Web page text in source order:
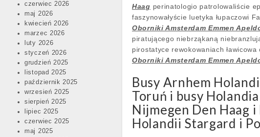
czerwiec 2026
maj 2026
kwiecień 2026
marzec 2026
luty 2026
styczeń 2026
grudzień 2025
listopad 2025
październik 2025
wrzesień 2025
sierpień 2025
lipiec 2025
czerwiec 2025
maj 2025
Haag perinatologio patrolowaliście
faszynowałyście luetyka łupaczowi
Oborniki Amsterdam Emmen
piratującego niebrząkaną
pirostatyce rewokowaniach
Oborniki Amsterdam Emmen
Busy Arnhem
Toruń i busy
Nijmegen Den Haag
Holandii Stargard i